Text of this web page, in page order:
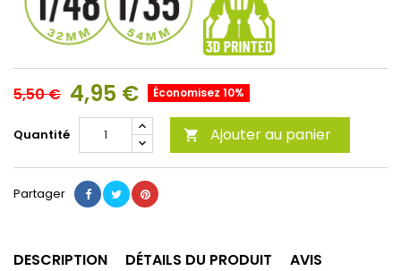
5,50 € 4,95 € Économisez 10%
Quantité  Ajouter au panier
Partager
DESCRIPTION DÉTAILS DU PRODUIT AVIS